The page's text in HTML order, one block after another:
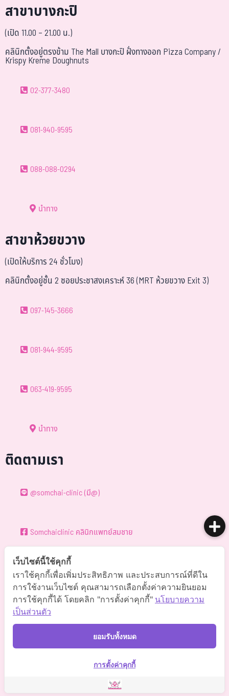
สาขาบางกะปิ
(เปิด 11.00 – 21.00 น.)
คลินิกตั้งอยู่ตรงข้าม The Mall บางกะปิ ฝั่งทางออก Pizza Company /
Krispy Kreme Doughnuts
02-377-3480
081-940-9595
088-088-0294
นำทาง
สาขาห้วยขวาง
(เปิดให้บริการ 24 ชั่วโมง)
คลินิกตั้งอยู่ชั้น 2 ซอยประชาสงเคราะห์ 36 (MRT ห้วยขวาง Exit 3)
097-145-3666
081-944-9595
063-419-9595
นำทาง
ติดตามเรา
@somchai-clinic (มี@)
Somchaiclinic คลินิกแพทย์สมชาย
Somchaiclinic
Somchaiclinic
Somchai Clinic
2021 Somchai Clinic. All Rights Reserved. Powered by
เว็บไซต์นี้ใช้คุกกี้
เราใช้คุกกี้เพื่อเพิ่มประสิทธิภาพ และประสบการณ์ที่ดีใน
การใช้งานเว็บไซต์ คุณสามารถเลือกตั้งค่าความยินยอม
การใช้คุกกี้ได้ โดยคลิก "การตั้งค่าคุกกี้" นโยบายความ
เป็นส่วนตัว
ยอมรับทั้งหมด
การตั้งค่าคุกกี้